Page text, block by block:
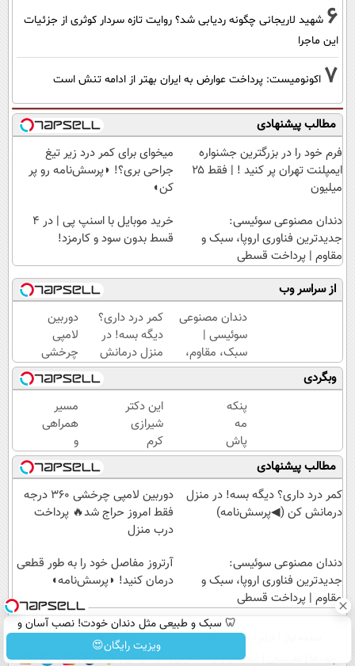
6 شهید لاریجانی چگونه ردیابی شد؟ روایت تازه سردار کوثری از جزئیات
این ماجرا
7 اکونومیست: پرداخت عوارض به ایران بهتر از ادامه تنش است
مطالب پیشنهادی
فرم خود را در بزرگترین جشنواره
ایمپلنت تهران پر کنید ! | فقط ۲۵
میلیون
میخوای برای کمر درد زیر تیغ
جراحی بری؟! ◗پرسش‌نامه رو پر
کن◖
دندان مصنوعی سوئیسی:
جدیدترین فناوری اروپا، سبک و
مقاوم | پرداخت قسطی
خرید موبایل با اسنپ پی | در ۴
قسط بدون سود و کارمزد!
از سراسر وب
دندان مصنوعی
سوئیسی |
سبک، مقاوم،
طبیعی! ویزیت
رایگان+پرداخت
اقساطی😍
کمر درد داری؟
دیگه بسه! در
منزل درمانش
کن
(◀پرسش‌نامه)
دوربین
لامپی
چرخشی
360
درجه
فقط
امروز
حراج
شد🔥
پرداخت
درب
منزل
وبگردی
پنکه
مه
پاش
دو
طبقه
شارژی،
برای
برق!!
این دکتر
شیرازی
کرم
ترمیم
زخم
ایرانی را
ساخت!!!
مسیر
همراهی
و
گزارش
عملکرد
گروه
اسنپ
مطالب پیشنهادی
کمر درد داری؟ دیگه بسه! در منزل
درمانش کن (◀پرسش‌نامه)
دوربین لامپی چرخشی 360 درجه
فقط امروز حراج شد🔥 پرداخت
درب منزل
دندان مصنوعی سوئیسی:
جدیدترین فناوری اروپا، سبک و
مقاوم | پرداخت قسطی
آرتروز مفاصل خود را به طور قطعی
درمان کنید! ◗پرسش‌نامه◖
🦷 سبک و طبیعی مثل دندان خودت! نصب آسان و
پرداخت اقساطی 💳 📍 تهران
ویزیت رایگان😍 عصر ایران۲ تماس با ما
آب و هوا اوقات شرعی سواد زندگی